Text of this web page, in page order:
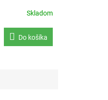
Skladom
Do košíka